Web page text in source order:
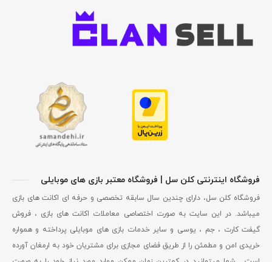
فروشگاه اینترنتی کلن سل | فروشگاه معتبر بازی های موبایلی
فروشگاه کلن سل، دارای چندین سال سابقه تخصصی و حرفه ای اکانت های بازی
میباشد. در این سایت به صورت اختصاصی معاملات اکانت های بازی ، فروش
گیفت کارت ، جم ، یوسی و سایر خدمات بازی های موبایلی پرداخته و همواره
خریدی امن و مطمئن را از طریق فضای مجازی برای مشتریان خود به ارمغان آورده